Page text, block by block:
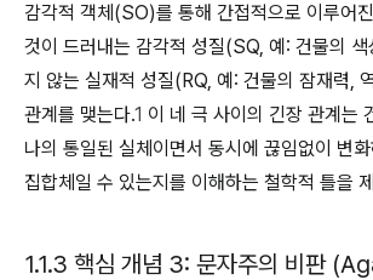
감각적 객체(SO)를 통해 간접적으로 이루어
것이 드러내는 감각적 성질(SQ, 예: 건물의
지 않는 실재적 성질(RQ, 예: 건물의 잠재력,
관계를 맺는다.1 이 네 극 사이의 긴장 관계는
나의 통일된 실체이면서 동시에 끊임없이 변
집합체일 수 있는지를 이해하는 철학적 틀을
1.1.3 핵심 개념 3: 문자주의 비판